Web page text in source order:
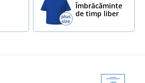
Îmbrăcăminte
de timp liber